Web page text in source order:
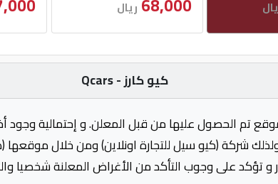
ريال
كيو كارز - Qcars
تم الحصول عليها من قبل المعلن. و إحتمالية
شركة (كيو سيل للتجارة اونلاين) ومن خلال
و تؤكد على وجوب التأكد من الأغراض المعلنة شخصيا